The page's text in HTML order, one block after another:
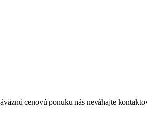
cenovú ponuku nás neváhajte